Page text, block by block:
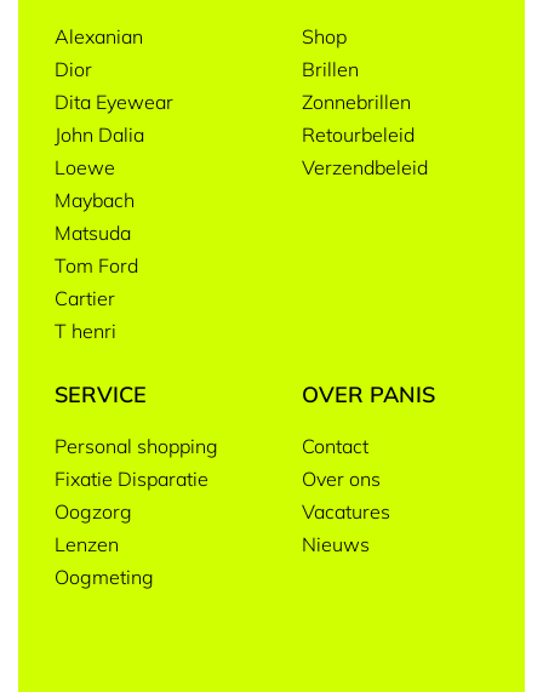
Alexanian
Dior
Dita Eyewear
John Dalia
Loewe
Maybach
Matsuda
Tom Ford
Cartier
T henri
Shop
Brillen
Zonnebrillen
Retourbeleid
Verzendbeleid
SERVICE
Personal shopping
Fixatie Disparatie
Oogzorg
Lenzen
Oogmeting
OVER PANIS
Contact
Over ons
Vacatures
Nieuws